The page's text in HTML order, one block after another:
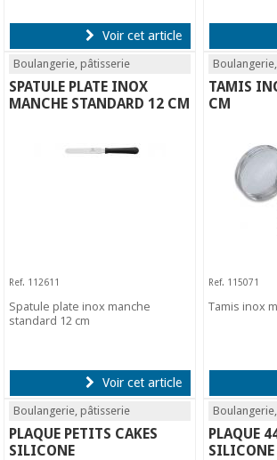
Voir cet article
Boulangerie, pâtisserie
SPATULE PLATE INOX
MANCHE STANDARD 12 CM
Ref. 112611
Spatule plate inox manche
standard 12 cm
Voir cet article
TAMIS
CM
Ref. 115071
Tamis inox
Boulangerie, pâtisserie
PLAQUE PETITS CAKES
SILICONE
PLAQUE
SILICONE